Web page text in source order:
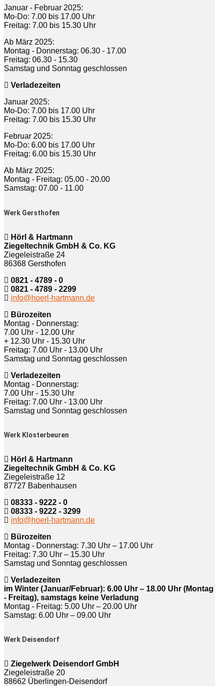
Januar - Februar 2025:
Mo-Do: 7.00 bis 17.00 Uhr
Freitag: 7.00 bis 15.30 Uhr
Ab März 2025:
Montag - Donnerstag: 06.30 - 17.00
Freitag: 06.30 - 15.30
Samstag und Sonntag geschlossen
Verladezeiten
Januar 2025:
Mo-Do: 7.00 bis 17.00 Uhr
Freitag: 7.00 bis 15.30 Uhr
Februar 2025:
Mo-Do: 6.00 bis 17.00 Uhr
Freitag: 6.00 bis 15.30 Uhr
Ab März 2025:
Montag - Freitag: 05.00 - 20.00
Samstag: 07.00 - 11.00
Werk Gersthofen
Hörl & Hartmann
Ziegeltechnik GmbH & Co. KG
Ziegeleistraße 24
86368 Gersthofen
0821 - 4789 - 0
0821 - 4789 - 2299
info@hoerl-hartmann.de
Bürozeiten
Montag - Donnerstag:
7.00 Uhr - 12.00 Uhr
+ 12.30 Uhr - 15.30 Uhr
Freitag: 7.00 Uhr - 13.00 Uhr
Samstag und Sonntag geschlossen
Verladezeiten
Montag - Donnerstag:
7.00 Uhr - 15.30 Uhr
Freitag: 7.00 Uhr - 13.00 Uhr
Samstag und Sonntag geschlossen
Werk Klosterbeuren
Hörl & Hartmann
Ziegeltechnik GmbH & Co. KG
Ziegeleistraße 12
87727 Babenhausen
08333 - 9222 - 0
08333 - 9222 - 3299
info@hoerl-hartmann.de
Bürozeiten
Montag - Donnerstag: 7.30 Uhr – 17.00 Uhr
Freitag: 7.30 Uhr – 15.30 Uhr
Samstag und Sonntag geschlossen
Verladezeiten
im Winter (Januar/Februar): 6.00 Uhr – 18.00 Uhr (Montag
- Freitag), samstags keine Verladung
Montag - Freitag: 5.00 Uhr – 20.00 Uhr
Samstag: 6.00 Uhr – 09.00 Uhr
Werk Deisendorf
Ziegelwerk Deisendorf GmbH
Ziegeleistraße 20
88662 Überlingen-Deisendorf